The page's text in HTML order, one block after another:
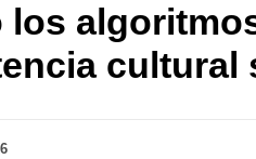
los
cultural